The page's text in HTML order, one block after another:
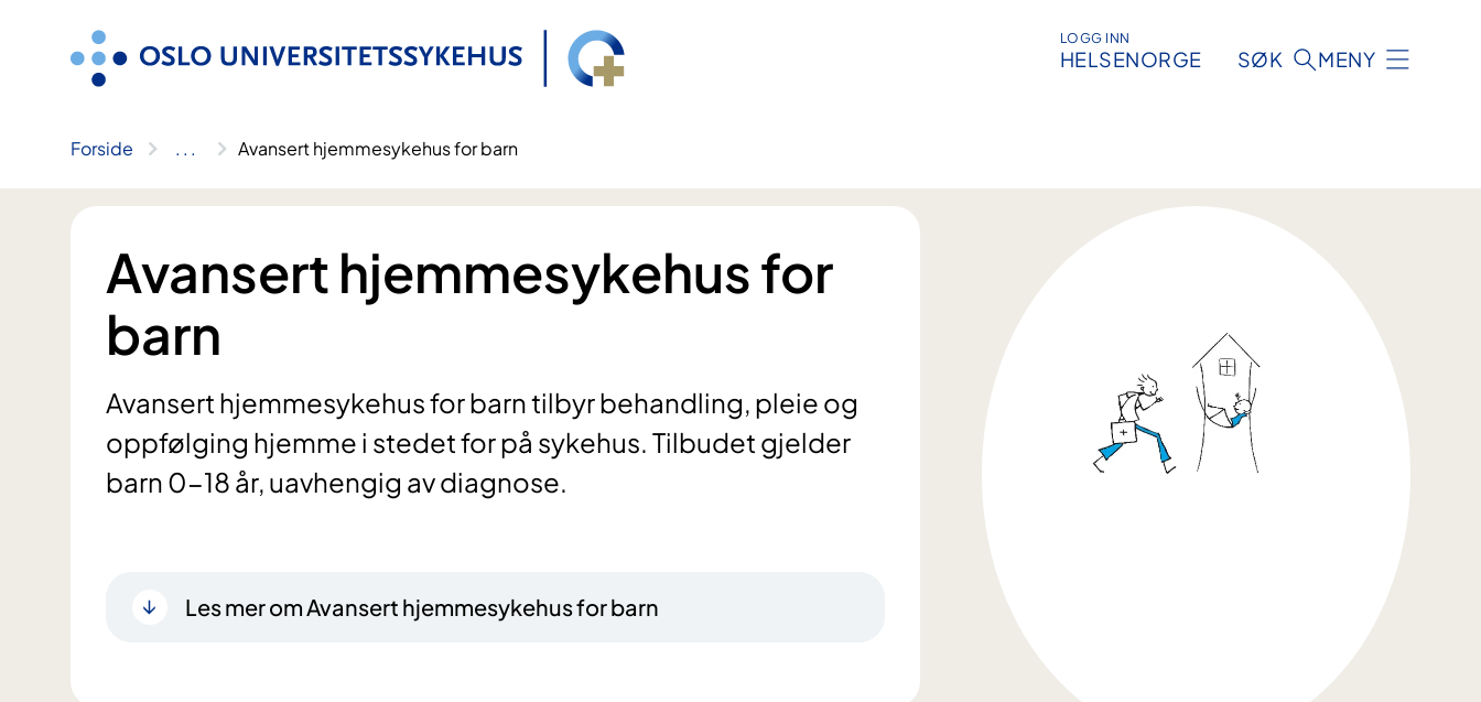
LOGG INN
HELSENORGE SØK MENY
Forside .. . Avansert hjemmesykehus for barn
Avansert hjemmesykehus for
barn
Avansert hjemmesykehus for barn tilbyr behandling, pleie og
oppfølging hjemme i stedet for på sykehus. Tilbudet gjelder
barn 0-18 år, uavhengig av diagnose.
Les mer om Avansert hjemmesykehus for barn